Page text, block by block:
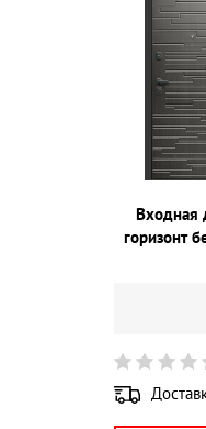
Входная
горизонт